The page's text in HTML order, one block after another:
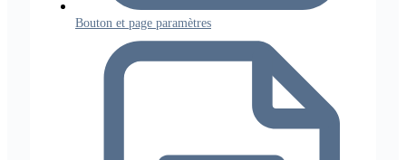
Bouton et page paramètres